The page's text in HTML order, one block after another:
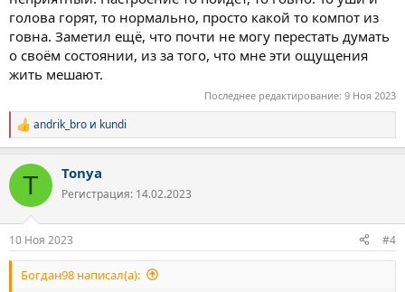
голова горят, то нормально, просто какой то компот из
говна. Заметил ещё, что почти не могу перестать думать
о своём состоянии, из за того, что мне эти ощущения
жить мешают.
Последнее редактирование: 9 Ноя 2023
Р
е
к
и
andrik_bro и kundi
T Tonya
Регистрация: 14.02.2023
10 Ноя 2023 #4
Богдан98 написал(а):